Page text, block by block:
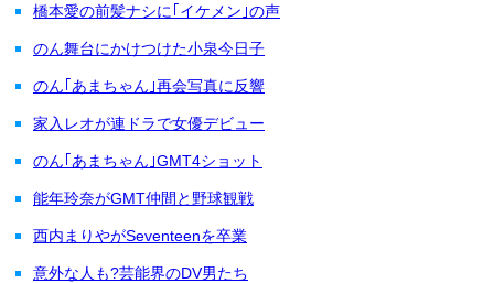
橋本愛の前髪ナシに｢イケメン｣の声
のん舞台にかけつけた小泉今日子
のん｢あまちゃん｣再会写真に反響
家入レオが連ドラで女優デビュー
のん｢あまちゃん｣GMT4ショット
能年玲奈がGMT仲間と野球観戦
西内まりやがSeventeenを卒業
意外な人も?芸能界のDV男たち